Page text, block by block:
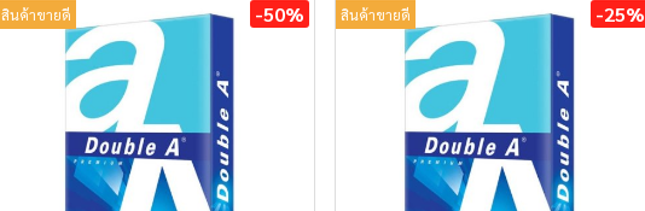
สินค้าขายดี -50% สินค้าขายดี -25%